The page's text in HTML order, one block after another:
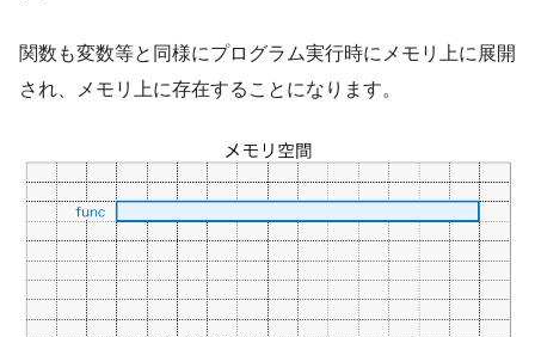
関数も変数等と同様にプログラム実行時にメモリ上に展開
され、メモリ上に存在することになります。